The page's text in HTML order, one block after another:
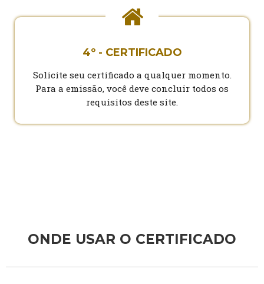
4º - CERTIFICADO
Solicite seu certificado a qualquer momento.
Para a emissão, você deve concluir todos os
requisitos deste site.
ONDE USAR O CERTIFICADO